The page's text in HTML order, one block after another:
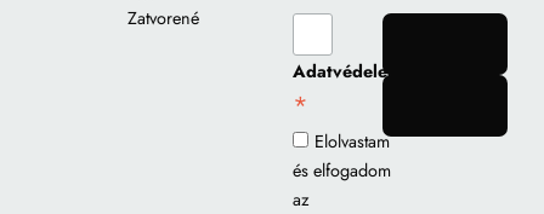
Zatvorené
Adatvédelem
*
Elolvastam
és elfogadom
az